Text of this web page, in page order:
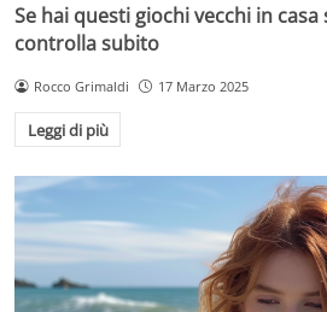
Se hai questi giochi vecchi in
controlla subito
Rocco Grimaldi 17 Marzo 2025
Leggi di più